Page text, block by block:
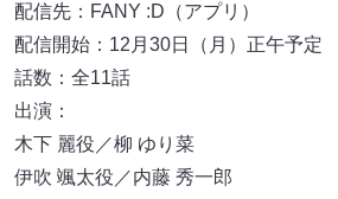
配信先：FANY :D（アプリ）
配信開始：12月30日（月）正午予定
話数：全11話
出演：
木下 麗役／柳 ゆり菜
伊吹 颯太役／内藤 秀一郎